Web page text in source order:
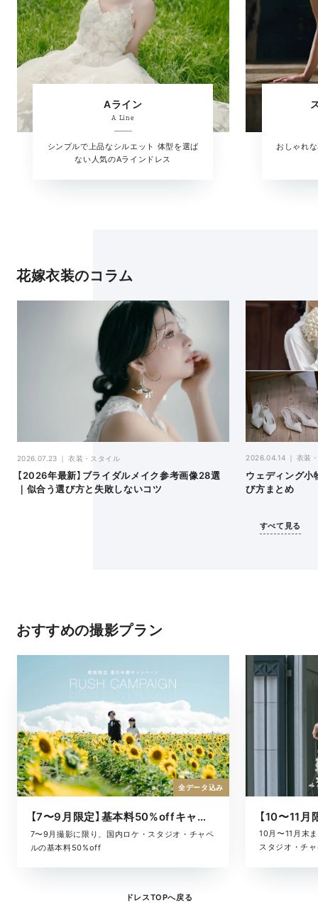
Aライン
A Line
シンプルで上品なシルエット 体型を選ば
ない人気のAラインドレス
おしゃれ
花嫁衣装のコラム
2026.07.23 衣装・スタイル
【2026年最新】ブライダルメイク参考画像28選
｜似合う選び方と失敗しないコツ
2026.04.14 衣装
ウェディング小
び方まとめ
すべて見る
おすすめの撮影プラン
【7〜9月限定】基本料50%offキャンペーン
7〜9月撮影に限り、国内ロケ・スタジオ・チャペ
ルの基本料50%off
全データ込み
10月〜11月末
スタジオ・チ
ドレスTOPへ戻る